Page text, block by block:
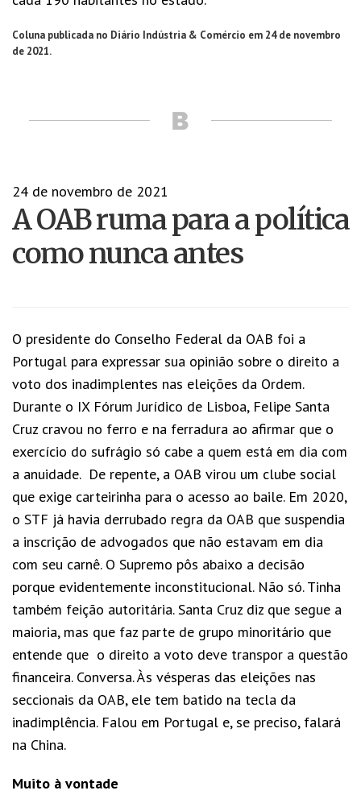
Coluna publicada no Diário Indústria & Comércio em 24 de novembro
de 2021.
24 de novembro de 2021
A OAB ruma para a política
como nunca antes
O presidente do Conselho Federal da OAB foi a
Portugal para expressar sua opinião sobre o direito a
voto dos inadimplentes nas eleições da Ordem.
Durante o IX Fórum Jurídico de Lisboa, Felipe Santa
Cruz cravou no ferro e na ferradura ao afirmar que o
exercício do sufrágio só cabe a quem está em dia com
a anuidade. De repente, a OAB virou um clube social
que exige carteirinha para o acesso ao baile. Em 2020,
o STF já havia derrubado regra da OAB que suspendia
a inscrição de advogados que não estavam em dia
com seu carnê. O Supremo pôs abaixo a decisão
porque evidentemente inconstitucional. Não só. Tinha
também feição autoritária. Santa Cruz diz que segue a
maioria, mas que faz parte de grupo minoritário que
entende que o direito a voto deve transpor a questão
financeira. Conversa. Às vésperas das eleições nas
seccionais da OAB, ele tem batido na tecla da
inadimplência. Falou em Portugal e, se preciso, falará
na China.
Muito à vontade